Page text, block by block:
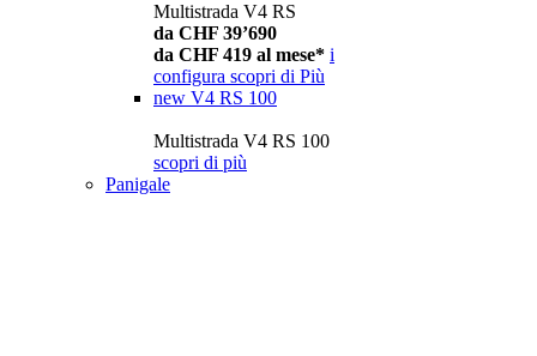
Multistrada V4 RS
da CHF 39’690
da CHF 419 al mese* i
configura scopri di Più
new V4 RS 100
Multistrada V4 RS 100
scopri di più
Panigale